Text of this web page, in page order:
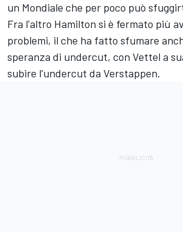
un Mondiale che per poco può
Fra l'altro Hamilton si è fermato più
problemi, il che ha fatto sfumare
speranza di undercut, con Vettel a
subire l'undercut da Verstappen.